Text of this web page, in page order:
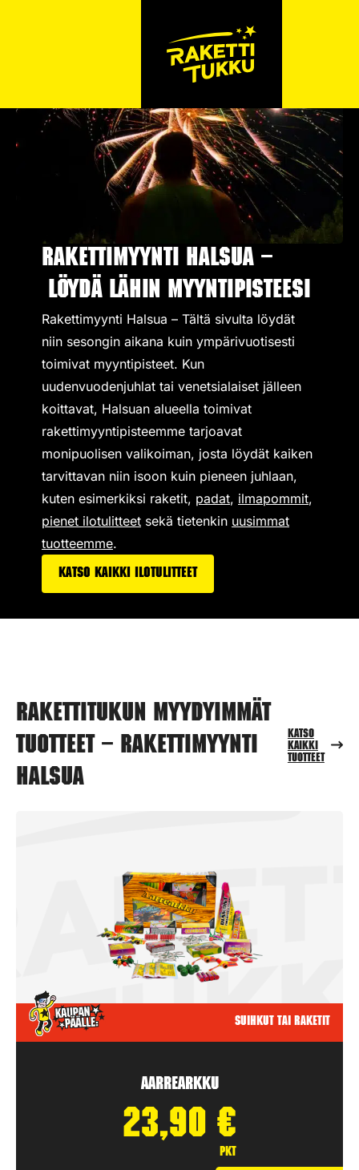
Rakettimyynti Halsua –
Löydä lähin myyntipisteesi
Rakettimyynti Halsua – Tältä sivulta löydät
niin sesongin aikana kuin ympärivuotisesti
toimivat myyntipisteet. Kun
uudenvuodenjuhlat tai venetsialaiset jälleen
koittavat, Halsuan alueella toimivat
rakettimyyntipisteemme tarjoavat
monipuolisen valikoiman, josta löydät kaiken
tarvittavan niin isoon kuin pieneen juhlaan,
kuten esimerkiksi raketit, padat, ilmapommit,
pienet ilotulitteet sekä tietenkin uusimmat
tuotteemme.
Katso kaikki ilotulitteet
Rakettitukun myydyimmät
tuotteet – Rakettimyynti
Halsua
Katso
kaikki
tuotteet
Suihkut tai raketit
Aarrearkku
23,90 €
pkt